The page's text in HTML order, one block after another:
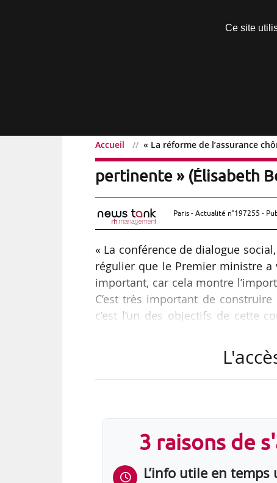
Accueil « La réforme de l’assurance
« La réforme de
pertinente » (Élisabeth
Paris - Actualité n°197255 -
« La conférence de dialogue
régulier que le Premier ministre
important, car cela montre
C’est très important de
c’est l’un des objectifs de cette
Sur les sujets abordés, alors
d’abandonner la réforme de
bien cette réforme qui reste tout
3 raisons de
L’info utile en temps
Ce site